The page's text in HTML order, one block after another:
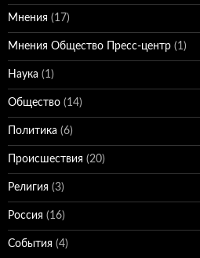
Мнения (17)
Мнения Общество Пресс-центр (1)
Наука (1)
Общество (14)
Политика (6)
Происшествия (20)
Религия (3)
Россия (16)
События (4)